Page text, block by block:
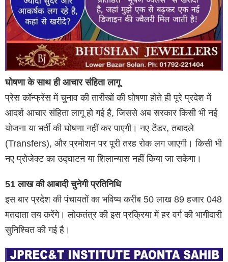
घोषणा के साथ ही आचार संहिता लागू
प्रेस कॉन्फ्रेंस में चुनाव की तारीखों की घोषणा होते ही पूरे प्रदेश में
आदर्श आचार संहिता लागू हो गई है, जिससे अब सरकार किसी भी नई
योजना या भर्ती की घोषणा नहीं कर पाएगी। नए टेंडर, तबादले
(Transfers), और प्रमोशन पर पूरी तरह रोक लग जाएगी। किसी भी
नए प्रोजेक्ट का उद्घाटन या शिलान्यास नहीं किया जा सकेगा।
51 लाख की आबादी चुनेगी प्रतिनिधि
इस बार प्रदेश की पंचायतों का भविष्य करीब 50 लाख 89 हजार 048
मतदाता तय करेंगे। लोकतंत्र की इस प्रक्रिया में हर वर्ग की भागीदारी
सुनिश्चित की गई है।